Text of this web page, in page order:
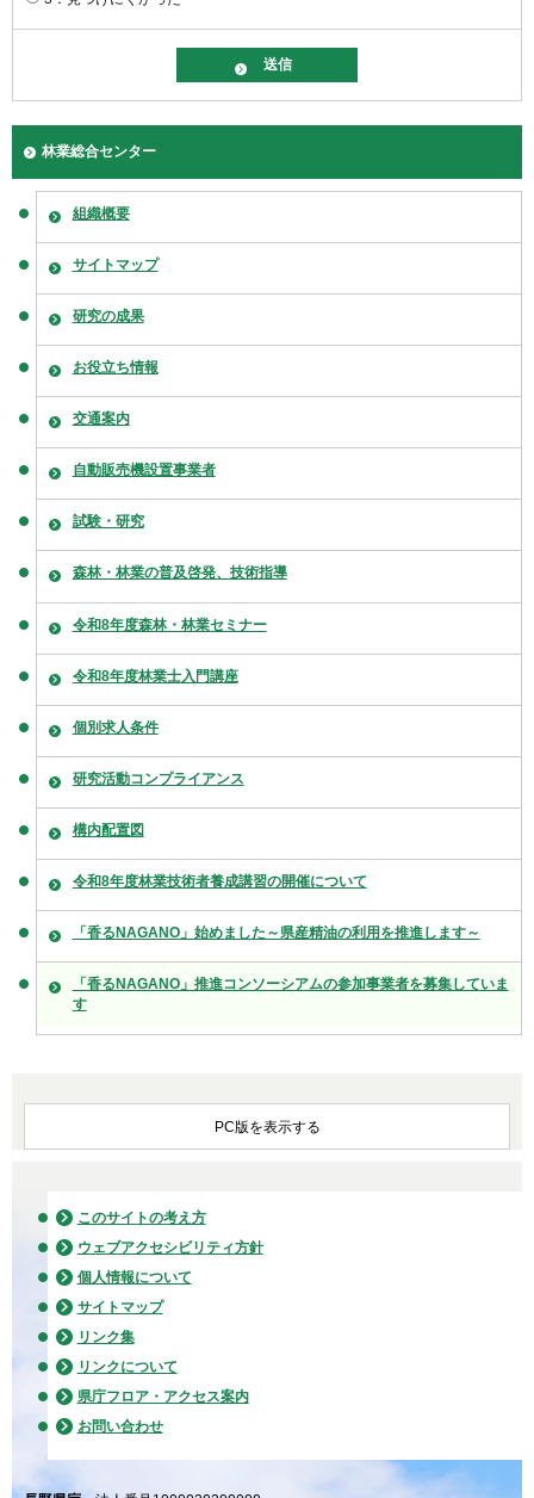
林業総合センター
組織概要
サイトマップ
研究の成果
お役立ち情報
交通案内
自動販売機設置事業者
試験・研究
森林・林業の普及啓発、技術指導
令和8年度森林・林業セミナー
令和8年度林業士入門講座
個別求人条件
研究活動コンプライアンス
構内配置図
令和8年度林業技術者養成講習の開催について
「香るNAGANO」始めました～県産精油の利用を推進します～
「香るNAGANO」推進コンソーシアムの参加事業者を募集していま
す
PC版を表示する
このサイトの考え方
ウェブアクセシビリティ方針
個人情報について
サイトマップ
リンク集
リンクについて
県庁フロア・アクセス案内
お問い合わせ